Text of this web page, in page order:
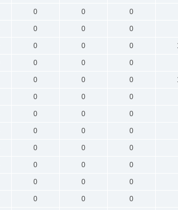
0 0 0
0 0 0
0 0 0
0 0 0
0 0 0
0 0 0
0 0 0
0 0 0
0 0 0
0 0 0
0 0 0
0 0 0